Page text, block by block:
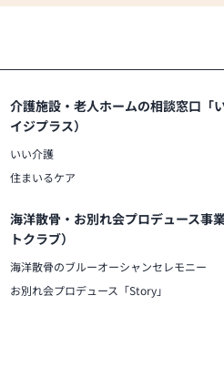
介護施設・老人ホームの相談窓口「
イジプラス）
いい介護
住まいるケア
海洋散骨・お別れ会プロデュース事
トクラブ）
海洋散骨のブルーオーシャンセレモニー
お別れ会プロデュース「Story」